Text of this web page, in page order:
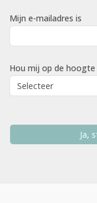
Mijn e-mailadres is
Hou mij op de